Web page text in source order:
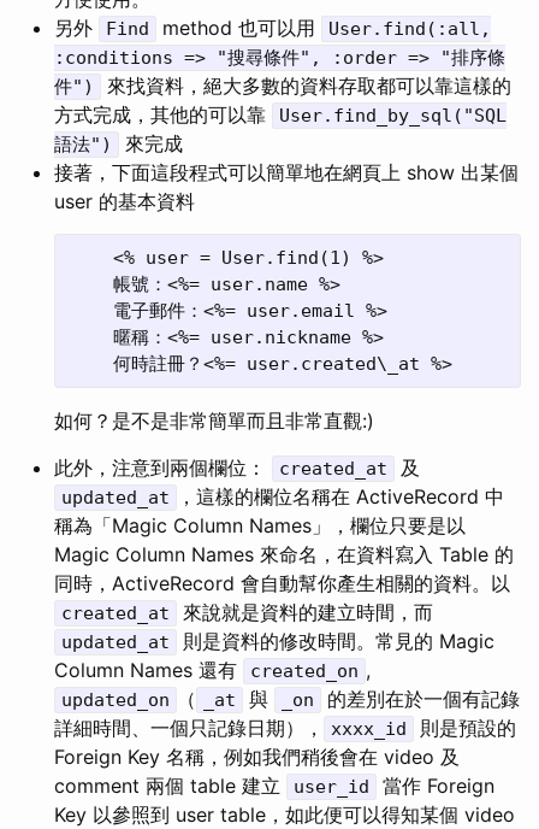
另外
Find method 也可以用
User.find(:all,
:conditions => "搜尋條件", :order => "排序條
件")
來找資料，絕大多數的資料存取都可以靠這樣的
方式完成，其他的可以靠
User.find_by_sql("SQL
語法")
來完成
接著，下面這段程式可以簡單地在網頁上 show 出某個
user 的基本資料
    <% user = User.find(1) %>
    帳號：<%= user.name %>
    電子郵件：<%= user.email %>
    暱稱：<%= user.nickname %>
如何？是不是非常簡單而且非常直觀:)
此外，注意到兩個欄位：
created_at 及
updated_at
，這樣的欄位名稱在 ActiveRecord 中
稱為「Magic Column Names」，欄位只要是以
Magic Column Names 來命名，在資料寫入 Table 的
同時，ActiveRecord 會自動幫你產生相關的資料。以
created_at 來說就是資料的建立時間，而
updated_at
則是資料的修改時間。常見的 Magic
Column Names 還有
created_on ,
updated_on （ _at 與 _on
的差別在於一個有記錄
詳細時間、一個只記錄日期），
xxxx_id
則是預設的
Foreign Key 名稱，例如我們稍後會在 video 及
comment 兩個 table 建立
user_id
當作 Foreign
Key 以參照到 user table，如此便可以得知某個 video